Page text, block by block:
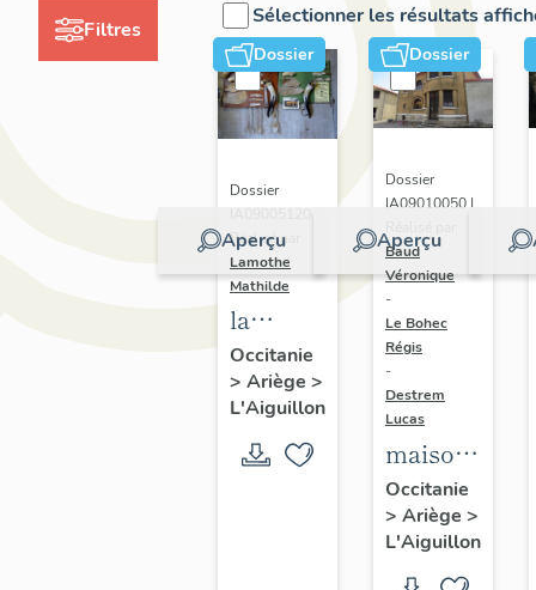
Filtres
Sélectionner les résultats
Dossier
Aperçu
Dossier
IA09005120 |
Réalisé par
Lamothe
Mathilde
la
fabrique
de
peignes
de
Occitanie
> Ariège >
L'Aiguillon
Dossier
Aperçu
Dossier
IA09010050 |
Baud
Véronique
-
Le Bohec
Régis
-
Destrem
Lucas
maison
de
l'industriel
Georges
Occitanie
> Ariège >
L'Aiguillon